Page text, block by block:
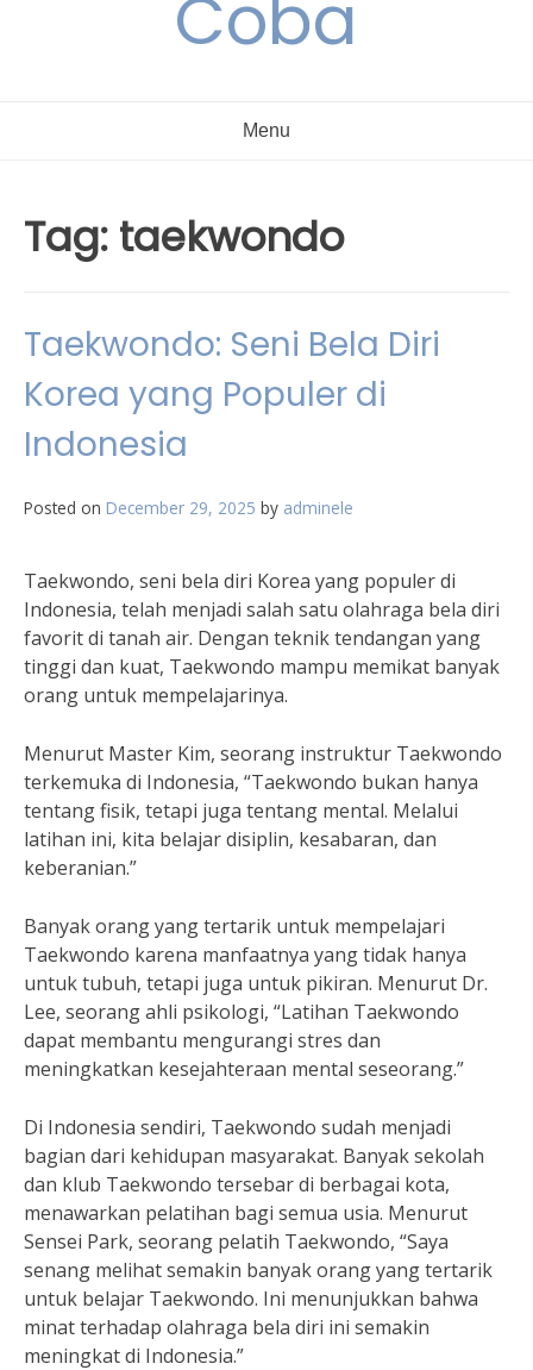
Coba
Menu
Tag: taekwondo
Taekwondo: Seni Bela Diri
Korea yang Populer di
Indonesia
Posted on December 29, 2025 by adminele
Taekwondo, seni bela diri Korea yang populer di
Indonesia, telah menjadi salah satu olahraga bela diri
favorit di tanah air. Dengan teknik tendangan yang
tinggi dan kuat, Taekwondo mampu memikat banyak
orang untuk mempelajarinya.
Menurut Master Kim, seorang instruktur Taekwondo
terkemuka di Indonesia, “Taekwondo bukan hanya
tentang fisik, tetapi juga tentang mental. Melalui
latihan ini, kita belajar disiplin, kesabaran, dan
keberanian.”
Banyak orang yang tertarik untuk mempelajari
Taekwondo karena manfaatnya yang tidak hanya
untuk tubuh, tetapi juga untuk pikiran. Menurut Dr.
Lee, seorang ahli psikologi, “Latihan Taekwondo
dapat membantu mengurangi stres dan
meningkatkan kesejahteraan mental seseorang.”
Di Indonesia sendiri, Taekwondo sudah menjadi
bagian dari kehidupan masyarakat. Banyak sekolah
dan klub Taekwondo tersebar di berbagai kota,
menawarkan pelatihan bagi semua usia. Menurut
Sensei Park, seorang pelatih Taekwondo, “Saya
senang melihat semakin banyak orang yang tertarik
untuk belajar Taekwondo. Ini menunjukkan bahwa
minat terhadap olahraga bela diri ini semakin
meningkat di Indonesia.”